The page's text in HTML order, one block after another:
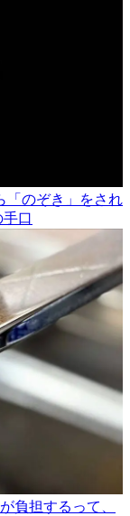
「のぞき」をされ
口
負担するって、